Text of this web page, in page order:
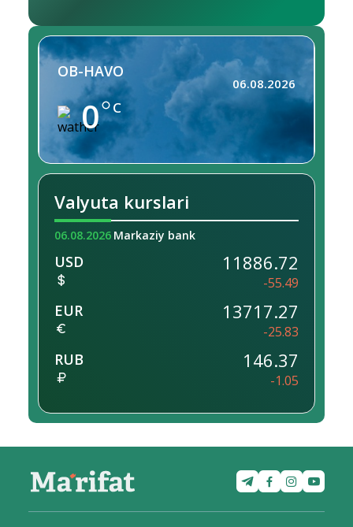
OB-HAVO
0 C
06.08.2026
Valyuta kurslari
06.08.2026 Markaziy bank
USD 11886.72
-55.49
EUR 13717.27
-25.83
RUB 146.37
-1.05